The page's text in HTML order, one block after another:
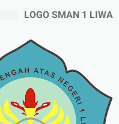
LOGO SMAN 1 LIWA